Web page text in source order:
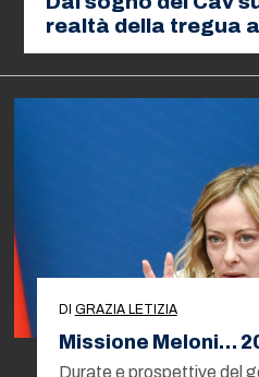
realtà della tregua
DI GRAZIA LETIZIA
Missione Meloni…
Durate e prospettive del